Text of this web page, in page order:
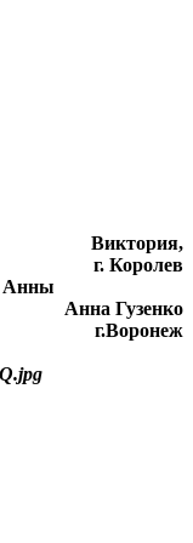
Виктория,
г. Королев
Анна Гузенко
г.Воронеж